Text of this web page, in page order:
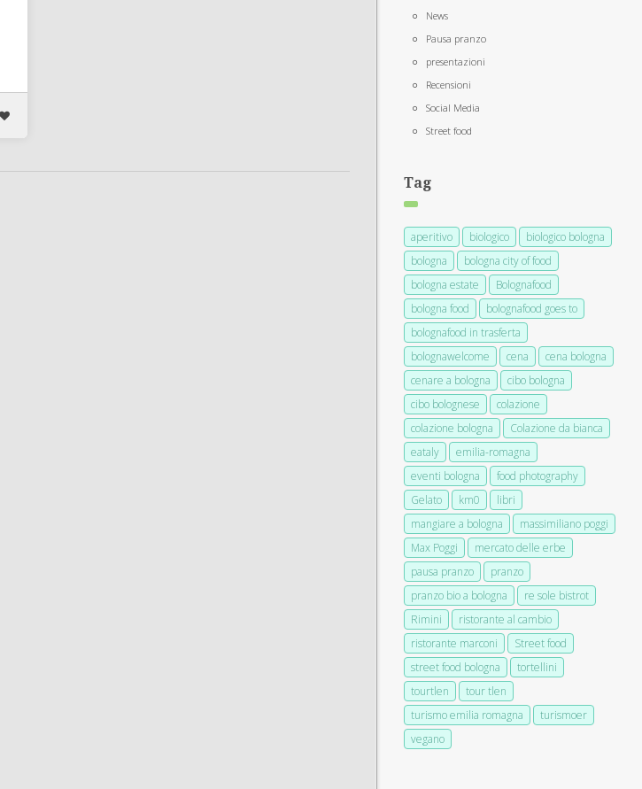
News
Pausa pranzo
presentazioni
Recensioni
Social Media
Street food
Tag
aperitivo biologico
biologico bologna
bologna
bologna city of food
bologna estate
Bolognafood
bologna food
bolognafood goes to
bolognafood in trasferta
bolognawelcome
cena
cena bologna
cenare a bologna
cibo bologna
cibo bolognese
colazione
colazione bologna
Colazione da bianca
eataly
emilia-romagna
eventi bologna
food photography
Gelato
km0
libri
mangiare a bologna
massimiliano poggi
Max Poggi
mercato delle erbe
pausa pranzo
pranzo
pranzo bio a bologna
re sole bistrot
Rimini
ristorante al cambio
ristorante marconi
Street food
street food bologna
tortellini
tourtlen
tour tlen
turismo emilia romagna
turismoer
vegano